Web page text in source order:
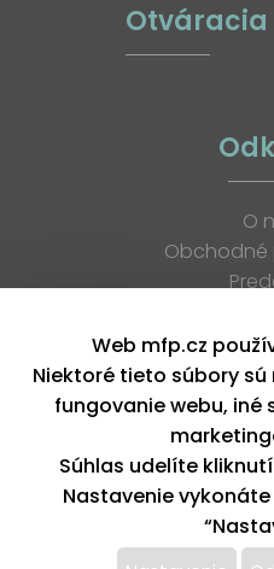
Otváracia
O
Obchodné
K
Copyright © 2026, MFP paper
Web mfp.cz
Niektoré tieto súbory
fungovanie webu, iné
Súhlas udelíte
Nastavenie